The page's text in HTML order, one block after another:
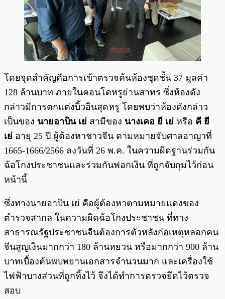
โดยจุดสำคัญคือการเข้าตรวจค้นห้องชุดชั้น 37 มูลค่า
128 ล้านบาท ภายในคอนโดหรูย่านสาทร ซึ่งห้องดัง
กล่าวมีการตกแต่งบิ้วอินสุดหรู โดยพบว่าห้องดังกล่าว
เป็นของ นายอาบิน เย่ สามีของ นางเคอ ยี เย่ หรือ คี ยี
เย่ อายุ 25 ปี ผู้ต้องหาชาวจีน ตามหมายจับศาลอาญาที่
1665-1666/2566 ลงวันที่ 26 พ.ค. ในความผิดฐานร่วมกัน
ฉ้อโกงประชาชนและร่วมกันฟอกเงิน ที่ถูกจับกุมไว้ก่อน
หน้านี้
ซึ่งทางนายอาบิน เย่ คือผู้ต้องหาตามหมายแดงของ
ตำรวจสากล ในความผิดฉ้อโกงประชาชน ที่ทาง
สาธารณรัฐประชาชนจีนต้องการตัวหลังก่อเหตุหลอกคน
จีนสูญเงินมากกว่า 180 ล้านหยวน หรือมากกว่า 900 ล้าน
บาทเบื้องต้นพบพยานเอกสารจำนวนมาก และเครื่องใช้
ไฟฟ้าบางส่วนที่ถูกทิ้งไว้ จึงได้ทำการตรวจยึดไว้ตรวจ
สอบ